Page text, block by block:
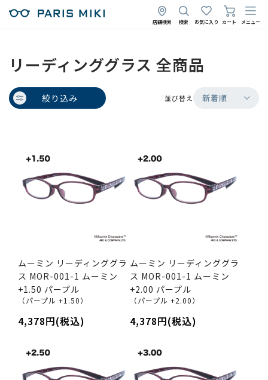
店舗検索 検索 お気に入り カート メニュー
リーディンググラス 全商品
絞り込み 並び替え 新着順
ムーミン リーディンググラ
ス MOR-001-1 ムーミン
+1.50 パープル
（パープル +1.50）
4,378円(税込)
ムーミン リーディンググラ
ス MOR-001-1 ムーミン
+2.00 パープル
（パープル +2.00）
4,378円(税込)